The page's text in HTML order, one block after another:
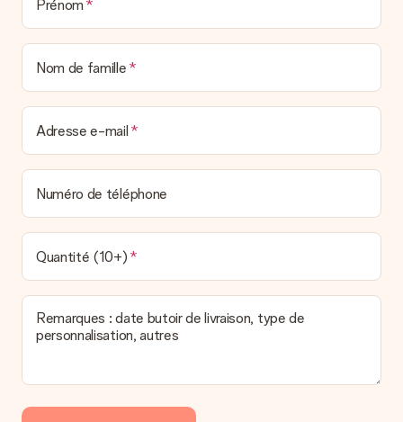
Prénom
Nom de famille
Adresse e-mail
Numéro de téléphone
Quantité (10+)
Remarques : date butoir de livraison, type de
personnalisation, autres